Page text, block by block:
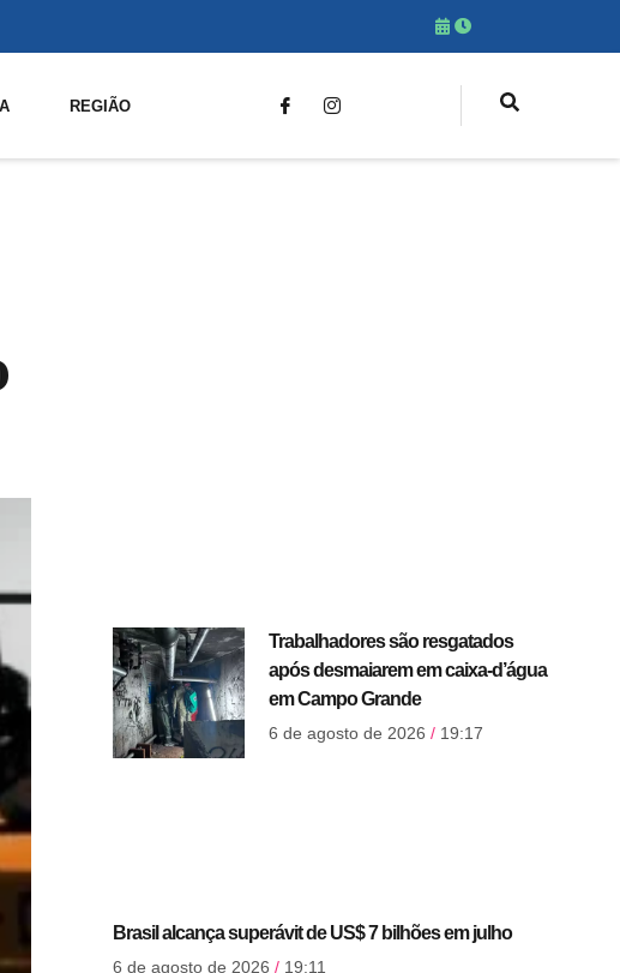
REGIÃO
Trabalhadores são resgatados
após desmaiarem em caixa-d’água
em Campo Grande
6 de agosto de 2026 19:17
Brasil alcança superávit de US$ 7 bilhões em julho
6 de agosto de 2026 19:11